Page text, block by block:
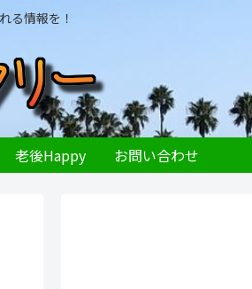
る情報を！
老後Happy お問い合わせ